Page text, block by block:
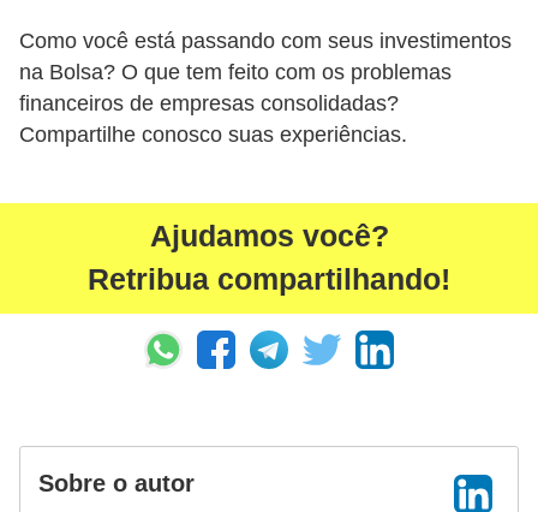
Como você está passando com seus investimentos
na Bolsa? O que tem feito com os problemas
financeiros de empresas consolidadas?
Compartilhe conosco suas experiências.
Ajudamos você?
Retribua compartilhando!
Sobre o autor
r
o
g
a
s
e
c